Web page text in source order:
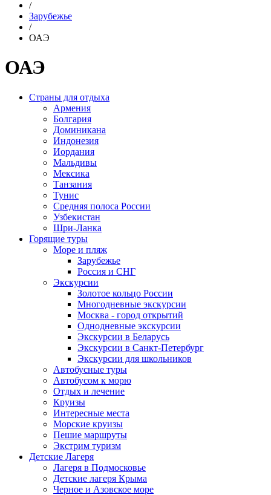
/
Зарубежье
/
ОАЭ
ОАЭ
Страны для отдыха
Армения
Болгария
Доминикана
Индонезия
Иордания
Мальдивы
Мексика
Танзания
Тунис
Средняя полоса России
Узбекистан
Шри-Ланка
Горящие туры
Море и пляж
Зарубежье
Россия и СНГ
Экскурсии
Золотое кольцо России
Многодневные экскурсии
Москва - город открытий
Однодневные экскурсии
Экскурсии в Беларусь
Экскурсии в Санкт-Петербург
Экскурсии для школьников
Автобусные туры
Автобусом к морю
Отдых и лечение
Круизы
Интересные места
Морские круизы
Пешие маршруты
Экстрим туризм
Детские Лагеря
Лагеря в Подмосковье
Детские лагеря Крыма
Черное и Азовское море